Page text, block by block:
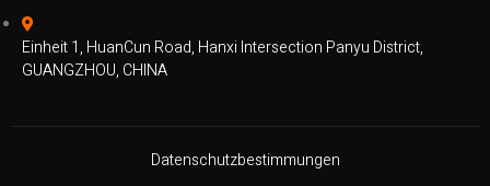
Einheit 1, HuanCun Road, Hanxi Intersection Panyu District,
GUANGZHOU, CHINA
Datenschutzbestimmungen